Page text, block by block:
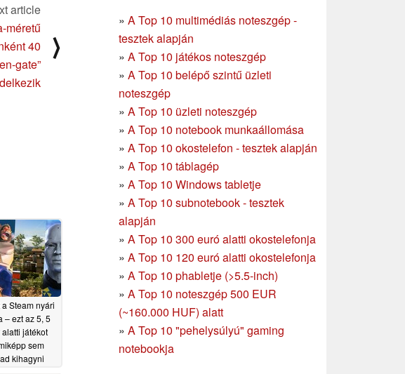
» A Top 10 multimédiás noteszgép -
tesztek alapján
» A Top 10 játékos noteszgép
» A Top 10 belépő szintű üzleti
noteszgép
» A Top 10 üzleti noteszgép
» A Top 10 notebook munkaállomása
» A Top 10 okostelefon - tesztek alapján
» A Top 10 táblagép
» A Top 10 Windows tabletje
» A Top 10 subnotebook - tesztek
alapján
» A Top 10 300 euró alatti okostelefonja
» A Top 10 120 euró alatti okostelefonja
» A Top 10 phabletje (>5.5-inch)
» A Top 10 noteszgép 500 EUR
(~160.000 HUF) alatt
» A Top 10 "pehelysúlyú" gaming
notebookja
article
méretű
40
gate”
⟩
Steam nyári
– ezt az 5, 5
játékot
sem
kihagyni